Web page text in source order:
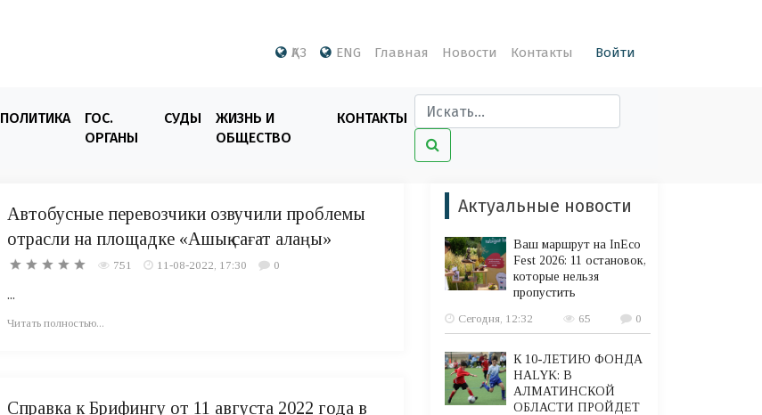
ҚАЗ ENG Главная Новости Контакты Войти
ПОЛИТИКА
ГОС.
ОРГАНЫ
СУДЫ
ЖИЗНЬ И
ОБЩЕСТВО
КОНТАКТЫ
Автобусные перевозчики озвучили проблемы
отрасли на площадке «Ашық сағат алаңы»
751 11-08-2022, 17:30 0
...
Читать полностью...
Справка к Брифингу от 11 августа 2022 года в
Актуальные новости
Ваш маршрут на InEco
Fest 2026: 11 остановок,
которые нельзя
пропустить
Сегодня, 12:32
65 0
К 10-ЛЕТИЮ ФОНДА
HALYK: В
АЛМАТИНСКОЙ
ОБЛАСТИ ПРОЙДЕТ